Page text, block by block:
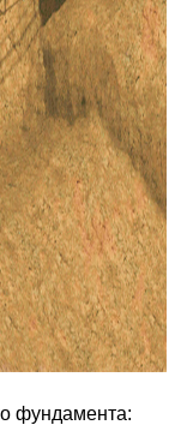
фундамента: